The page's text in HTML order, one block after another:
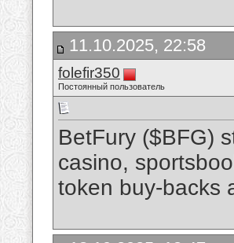
11.10.2025, 22:58
folefir350
Постоянный пользователь
BetFury ($BFG)
casino,
token buy-backs